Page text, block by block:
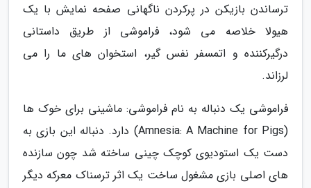
ترساندن بازیکن در پرکردن ناگهانی صفحه نمایش با یک
هیولا خلاصه می شود، فراموشی از طریق داستانی
درگیرکننده و اتمسفر نفس گیر، استخوان های ما را می
لرزاند.
فراموشی یک دنباله به نام فراموشی: ماشینی برای خوک ها
(Amnesia: A Machine for Pigs) دارد. دنباله این بازی به
دست یک استودیوی کوچک چینی ساخته شد چون سازنده
های اصلی بازی مشغول ساخت یک اثر ترسناک معرکه دیگر